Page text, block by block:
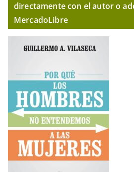
directamente con el autor o
MercadoLibre